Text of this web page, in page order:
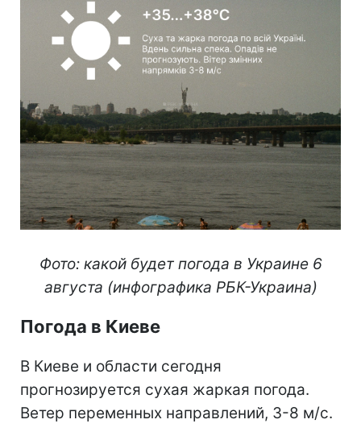
Фото: какой будет погода в Украине 6
августа (инфографика РБК-Украина)
Погода в Киеве
В Киеве и области сегодня
прогнозируется сухая жаркая погода.
Ветер переменных направлений, 3-8 м/с.